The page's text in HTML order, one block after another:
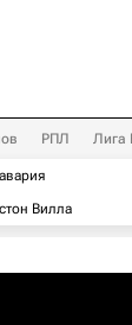
РПЛ Лига
Вилла